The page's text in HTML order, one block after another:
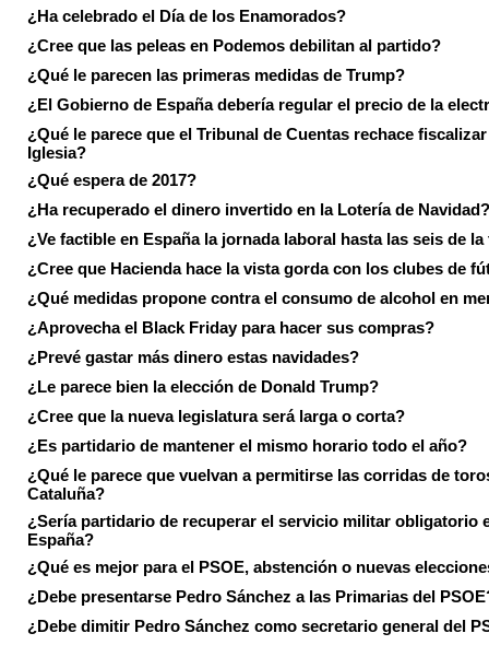
¿Ha celebrado el Día de los Enamorados?
¿Cree que las peleas en Podemos debilitan al partido?
¿Qué le parecen las primeras medidas de Trump?
¿El Gobierno de España debería regular el precio de la
¿Qué le parece que el Tribunal de Cuentas rechace fiscalizar
Iglesia?
¿Qué espera de 2017?
¿Ha recuperado el dinero invertido en la Lotería de Navidad?
¿Ve factible en España la jornada laboral hasta las seis de la
¿Cree que Hacienda hace la vista gorda con los clubes de
¿Qué medidas propone contra el consumo de alcohol en
¿Aprovecha el Black Friday para hacer sus compras?
¿Prevé gastar más dinero estas navidades?
¿Le parece bien la elección de Donald Trump?
¿Cree que la nueva legislatura será larga o corta?
¿Es partidario de mantener el mismo horario todo el año?
¿Qué le parece que vuelvan a permitirse las corridas de
Cataluña?
¿Sería partidario de recuperar el servicio militar obligatorio
España?
¿Qué es mejor para el PSOE, abstención o nuevas
¿Debe presentarse Pedro Sánchez a las Primarias del
¿Debe dimitir Pedro Sánchez como secretario general del